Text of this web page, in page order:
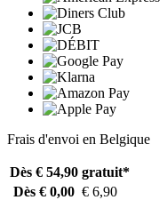
Frais d'envoi en Belgique
Dès € 54,90 gratuit*
Dès € 0,00 € 6,90